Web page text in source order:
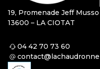
19, Promenade Jeff Musso
13600 – LA CIOTAT
04 42 70 73 60